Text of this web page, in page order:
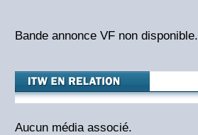
Bande annonce VF non disponible.
Aucun média associé.